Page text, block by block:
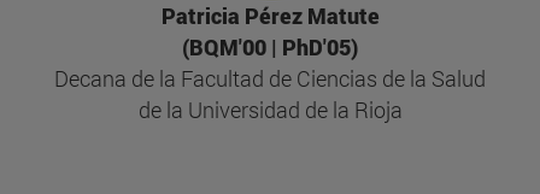
Patricia Pérez Matute
(BQM'00 | PhD'05)
Decana de la Facultad de Ciencias de la Salud
de la Universidad de la Rioja